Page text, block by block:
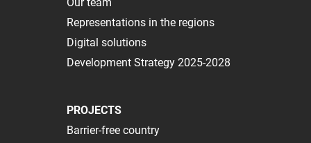
Our team
Representations in the regions
Digital solutions
Development Strategy 2025-2028
PROJECTS
Barrier-free country